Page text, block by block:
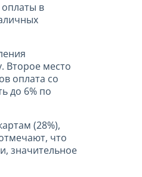
в
Второе место
оплата со
до 6% по
(28%),
что
значительное